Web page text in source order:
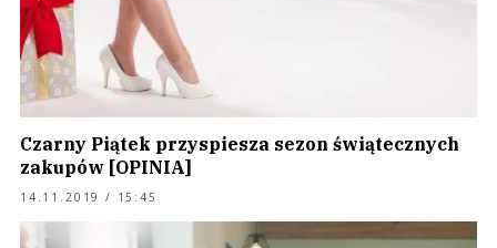
Czarny Piątek przyspiesza sezon świątecznych
zakupów [OPINIA]
14.11.2019 / 15:45